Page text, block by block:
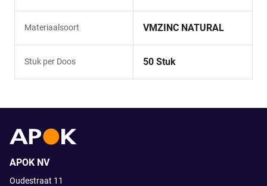
Materiaalsoort VMZINC NATURAL
Stuk per Doos 50 Stuk
APOK NV
Oudestraat 11